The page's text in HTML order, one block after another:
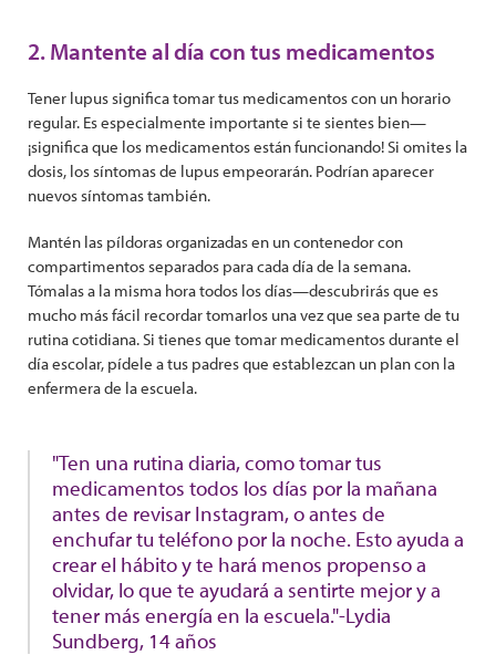
2. Mantente al día con tus medicamentos
Tener lupus significa tomar tus medicamentos con un horario
regular. Es especialmente importante si te sientes bien—
¡significa que los medicamentos están funcionando! Si omites la
dosis, los síntomas de lupus empeorarán. Podrían aparecer
nuevos síntomas también.
Mantén las píldoras organizadas en un contenedor con
compartimentos separados para cada día de la semana.
Tómalas a la misma hora todos los días—descubrirás que es
mucho más fácil recordar tomarlos una vez que sea parte de tu
rutina cotidiana. Si tienes que tomar medicamentos durante el
día escolar, pídele a tus padres que establezcan un plan con la
enfermera de la escuela.
"Ten una rutina diaria, como tomar tus
medicamentos todos los días por la mañana
antes de revisar Instagram, o antes de
enchufar tu teléfono por la noche. Esto ayuda a
crear el hábito y te hará menos propenso a
olvidar, lo que te ayudará a sentirte mejor y a
tener más energía en la escuela."-Lydia
Sundberg, 14 años